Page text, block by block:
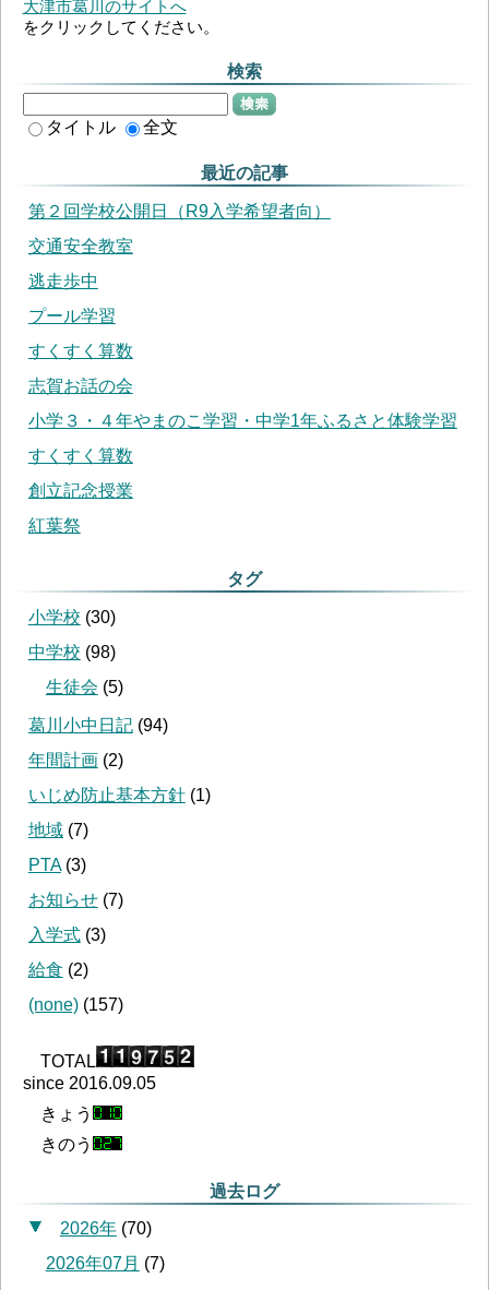
大津市葛川のサイトへ
をクリックしてください。
検索
検索
タイトル 全文
最近の記事
第２回学校公開日（R9入学希望者向）
交通安全教室
逃走歩中
プール学習
すくすく算数
志賀お話の会
小学３・４年やまのこ学習・中学1年ふるさと体験学習
すくすく算数
創立記念授業
紅葉祭
タグ
小学校 (30)
中学校 (98)
生徒会 (5)
葛川小中日記 (94)
年間計画 (2)
いじめ防止基本方針 (1)
地域 (7)
PTA (3)
お知らせ (7)
入学式 (3)
給食 (2)
(none) (157)
TOTAL
since 2016.09.05
きょう
きのう
過去ログ
2026年 (70)
2026年07月 (7)